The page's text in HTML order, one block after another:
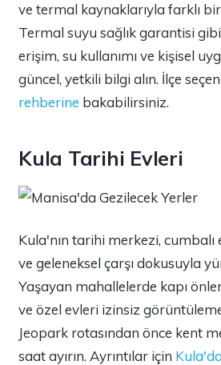
ve termal kaynaklarıyla farklı
Termal suyu sağlık garantisi
erişim, su kullanımı ve kişisel
güncel, yetkili bilgi alın. İlçe
rehberine bakabilirsiniz.
Kula Tarihi Evleri
Kula'nın tarihi merkezi, cumbalı
ve geleneksel çarşı dokusuyla
Yaşayan mahallelerde kapı
ve özel evleri izinsiz
Jeopark rotasından önce kent
saat ayırın. Ayrıntılar için